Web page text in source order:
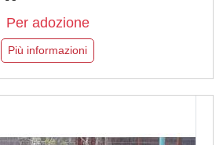
Per adozione
Più informazioni